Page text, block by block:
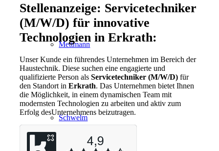
Mettmann
Schwelm
Stellenanzeige: Servicetechniker
(M/W/D) für innovative
Technologien in Erkrath:
Unser Kunde ein führendes Unternehmen im Bereich der
Haustechnik. Diese suchen eine engagierte und
qualifizierte Person alsServicetechniker (M/W/D) für
den Standort inErkrath. Das Unternehmen bietet Ihnen
die Möglichkeit, in einem dynamischen Team mit
modernsten Technologien zu arbeiten und aktiv zum
Erfolg desUnternehmens beizutragen.